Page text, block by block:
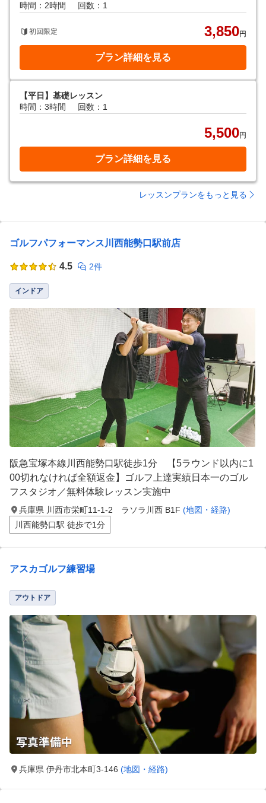
時間：2時間
回数：1
初回限定 3,850円
プラン詳細を見る
【平日】基礎レッスン
時間：3時間
回数：1
5,500円
プラン詳細を見る
レッスンプランをもっと見る
ゴルフパフォーマンス川西能勢口駅前店
4.5 2件
インドア
阪急宝塚本線川西能勢口駅徒歩1分 【5ラウンド以内に1
00切れなければ全額返金】ゴルフ上達実績日本一のゴル
フスタジオ／無料体験レッスン実施中
兵庫県 川西市栄町11-1-2 ラソラ川西 B1F (地図・経路)
川西能勢口駅 徒歩で1分
アスカゴルフ練習場
アウトドア
兵庫県 伊丹市北本町3-146 (地図・経路)